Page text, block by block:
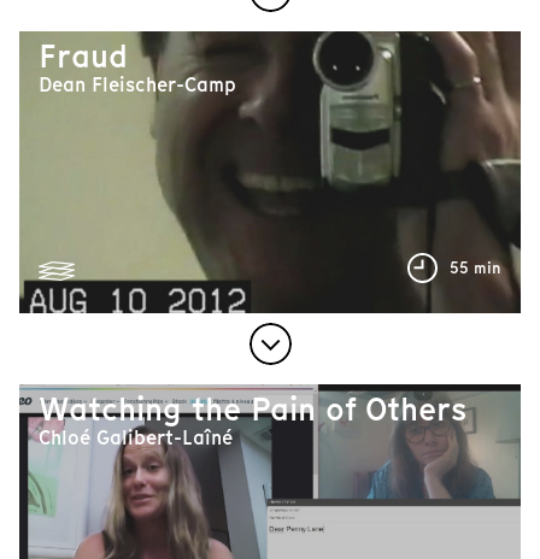
Fraud
Dean Fleischer-Camp
55 min
Watching the Pain of Others
Chloé Galibert-Laîné